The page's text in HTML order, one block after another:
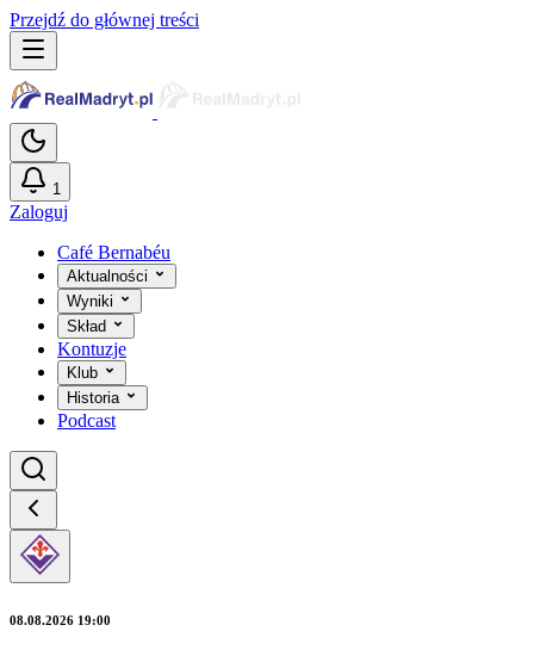
Przejdź do głównej treści
1
Zaloguj
Café Bernabéu
Aktualności
Wyniki
Skład
Kontuzje
Klub
Historia
Podcast
08.08.2026 19:00